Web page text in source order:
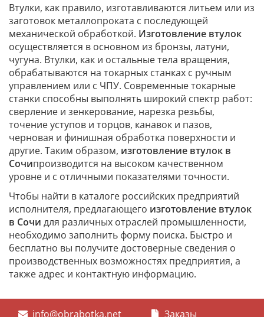
Втулки, как правило, изготавливаются литьем или из
заготовок металлопроката с последующей
механической обработкой. Изготовление втулок
осуществляется в основном из бронзы, латуни,
чугуна. Втулки, как и остальные тела вращения,
обрабатываются на токарных станках с ручным
управлением или с ЧПУ. Современные токарные
станки способны выполнять широкий спектр работ:
сверление и зенкерование, нарезка резьбы,
точение уступов и торцов, канавок и пазов,
черновая и финишная обработка поверхности и
другие. Таким образом, изготовление втулок в
Сочипроизводится на высоком качественном
уровне и с отличными показателями точности.
Чтобы найти в каталоге российских предприятий
исполнителя, предлагающего изготовление втулок
в Сочи для различных отраслей промышленности,
необходимо заполнить форму поиска. Быстро и
бесплатно вы получите достоверные сведения о
производственных возможностях предприятия, а
также адрес и контактную информацию.
info@obrabotka.net Заказы